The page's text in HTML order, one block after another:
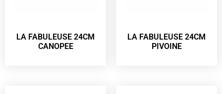
LA FABULEUSE 24CM
CANOPEE
LA FABULEUSE 24CM
PIVOINE